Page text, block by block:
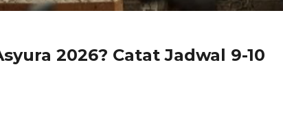
2026? Catat Jadwal 9-10